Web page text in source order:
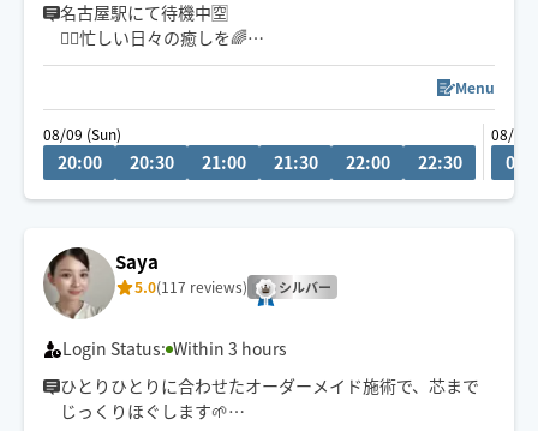
名古屋駅にて待機中🈳
🏃‍♂️忙しい日々の癒しを🌈
的確なポイントを捉える深部アプローチ
お身体が開放されて心までほぐれる心地よさを実感くだ
さい✨
👍揉まれ慣れてる方もリラクゼーション初めてな方にも
(全身オーダーメイド施術は 120分コースがおすすめ)
🧑‍🎓鍼灸指圧系専門学生です
日々、知識技術の勉強してます
Menu
08/09 (Sun)
20:00 20:30 21:00 21:30 22:00 22:30
08/11
Saya
5.0(117 reviews) シルバー
Login Status: Within 3 hours
ひとりひとりに合わせたオーダーメイド施術で、芯まで
じっくりほぐします🌱